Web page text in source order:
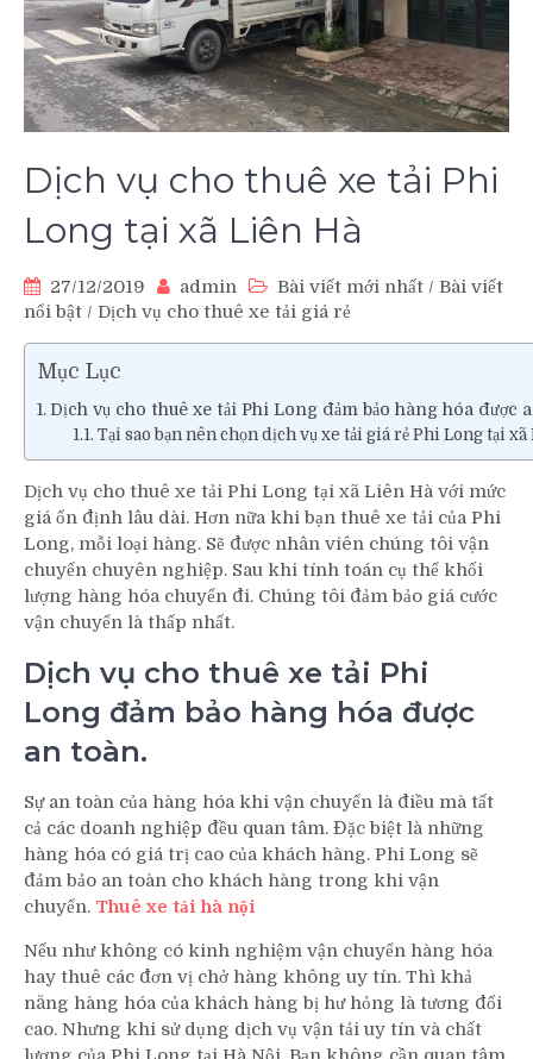
Dịch vụ cho thuê xe tải Phi
Long tại xã Liên Hà
27/12/2019 admin Bài viết mới nhất / Bài viết
nổi bật / Dịch vụ cho thuê xe tải giá rẻ
Mục Lục
Dịch vụ cho thuê xe tải Phi Long đảm bảo hàng hóa được
Tại sao bạn nên chọn dịch vụ xe tải giá rẻ Phi Long tại xã
Dịch vụ cho thuê xe tải Phi Long tại xã Liên Hà với mức
giá ổn định lâu dài. Hơn nữa khi bạn thuê xe tải của Phi
Long, mỗi loại hàng. Sẽ được nhân viên chúng tôi vận
chuyển chuyên nghiệp. Sau khi tính toán cụ thể khối
lượng hàng hóa chuyển đi. Chúng tôi đảm bảo giá cước
vận chuyển là thấp nhất.
Dịch vụ cho thuê xe tải Phi
Long đảm bảo hàng hóa được
an toàn.
Sự an toàn của hàng hóa khi vận chuyển là điều mà tất
cả các doanh nghiệp đều quan tâm. Đặc biệt là những
hàng hóa có giá trị cao của khách hàng. Phi Long sẽ
đảm bảo an toàn cho khách hàng trong khi vận
chuyển. Thuê xe tải hà nội
Nếu như không có kinh nghiệm vận chuyển hàng hóa
hay thuê các đơn vị chở hàng không uy tín. Thì khả
năng hàng hóa của khách hàng bị hư hỏng là tương đối
cao. Nhưng khi sử dụng dịch vụ vận tải uy tín và chất